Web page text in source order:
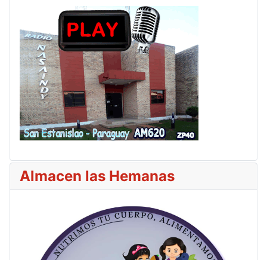
Almacen las Hemanas